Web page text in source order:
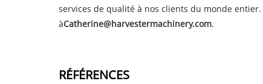
services de qualité à nos clients du monde
àCatherine@harvestermachinery.com.
RÉFÉRENCES